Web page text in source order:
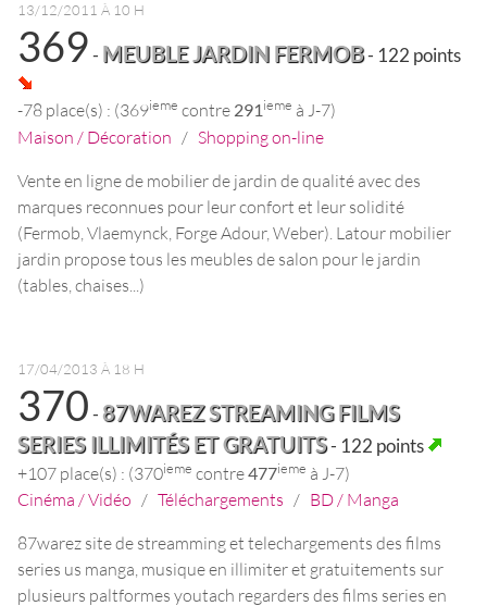
13/12/2011 À 10 H
369- MEUBLE JARDIN FERMOB- 122 points
-78 place(s) : (369ieme contre 291ieme à J-7)
Maison / Décoration / Shopping on-line
Vente en ligne de mobilier de jardin de qualité avec des
marques reconnues pour leur confort et leur solidité
(Fermob, Vlaemynck, Forge Adour, Weber). Latour mobilier
jardin propose tous les meubles de salon pour le jardin
(tables, chaises...)
17/04/2013 À 18 H
370- 87WAREZ STREAMING FILMS
SERIES ILLIMITÉS ET GRATUITS- 122 points
+107 place(s) : (370ieme contre477ieme à J-7)
Cinéma / Vidéo / Téléchargements / BD / Manga
87warez site de streamming et telechargements des films
series us manga, musique en illimiter et gratuitements sur
plusieurs paltformes youtach regarders des films series en